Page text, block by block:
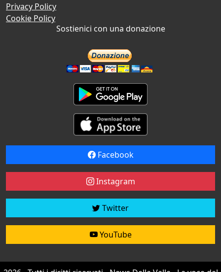
Privacy Policy
Cookie Policy
Sostienici con una donazione
Facebook
Instagram
Twitter
YouTube